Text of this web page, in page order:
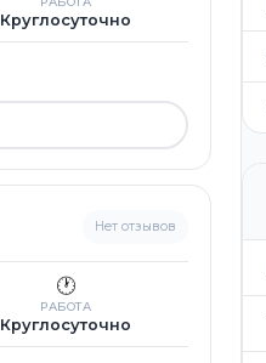
Круглосуточно
Нет отзывов
🕐
РАБОТА
Круглосуточно